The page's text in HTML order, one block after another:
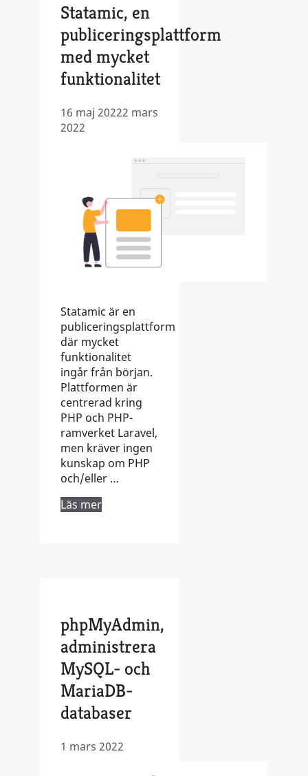
Statamic, en
publiceringsplattform
med mycket
funktionalitet
16 maj 20222 mars
2022
Statamic är en
publiceringsplattform
där mycket
funktionalitet
ingår från början.
Plattformen är
centrerad kring
PHP och PHP-
ramverket Laravel,
men kräver ingen
kunskap om PHP
och/eller …
Läs mer
phpMyAdmin,
administrera
MySQL- och
MariaDB-
databaser
1 mars 2022